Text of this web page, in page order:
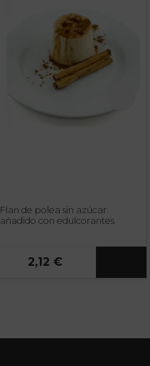
Flan de polea sin azúcar
añadido con edulcorantes
2,12 €